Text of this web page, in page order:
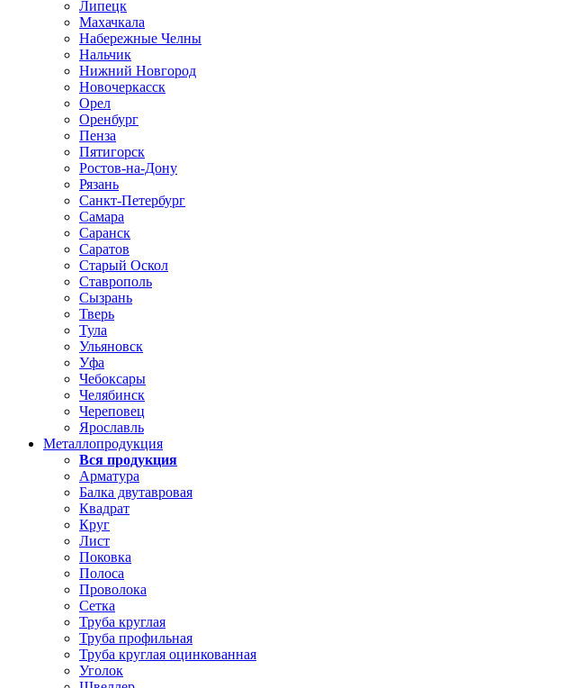
Липецк
Махачкала
Набережные Челны
Нальчик
Нижний Новгород
Новочеркасск
Орел
Оренбург
Пенза
Пятигорск
Ростов-на-Дону
Рязань
Санкт-Петербург
Самара
Саранск
Саратов
Старый Оскол
Ставрополь
Сызрань
Тверь
Тула
Ульяновск
Уфа
Чебоксары
Челябинск
Череповец
Ярославль
Металлопродукция
Вся продукция
Арматура
Балка двутавровая
Квадрат
Круг
Лист
Поковка
Полоса
Проволока
Сетка
Труба круглая
Труба профильная
Труба круглая оцинкованная
Уголок